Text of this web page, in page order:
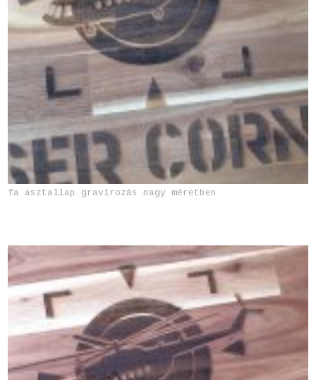
fa asztallap gravírozás nagy méretben